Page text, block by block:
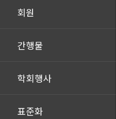
회원
간행물
학회행사
표준화